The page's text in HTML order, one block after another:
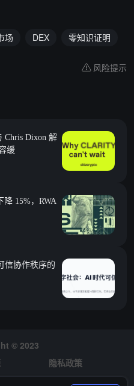
场 DEX 零知识证明
风险提示
Chris Dixon 解
缓
15%，RWA
信协作秩序的
© 2023
隐私政策